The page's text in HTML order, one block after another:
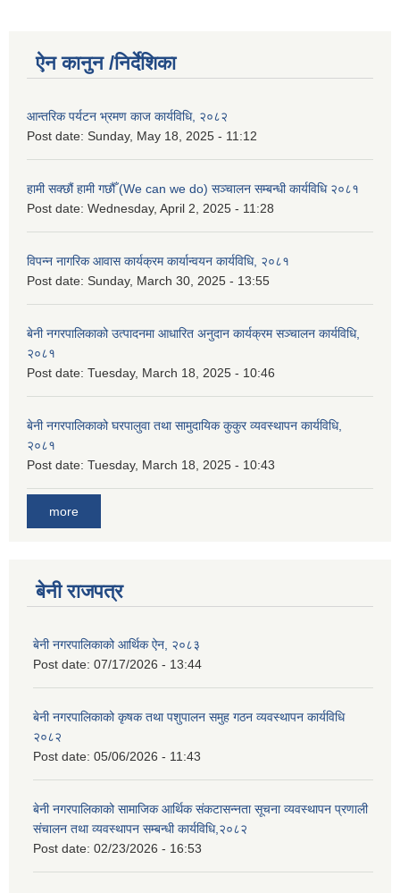
ऐन कानुन /निर्देशिका
आन्तरिक पर्यटन भ्रमण काज कार्यविधि, २०८२
Post date: Sunday, May 18, 2025 - 11:12
हामी सक्छौं हामी गछौँ (We can we do) सञ्चालन सम्बन्धी कार्यविधि २०८१
Post date: Wednesday, April 2, 2025 - 11:28
विपन्न नागरिक आवास कार्यक्रम कार्यान्वयन कार्यविधि, २०८१
Post date: Sunday, March 30, 2025 - 13:55
बेनी नगरपालिकाको उत्पादनमा आधारित अनुदान कार्यक्रम सञ्‍चालन कार्यविधि,
२०८१
Post date: Tuesday, March 18, 2025 - 10:46
बेनी नगरपालिकाको घरपालुवा तथा सामुदायिक कुकुर व्यवस्थापन कार्यविधि,
२०८१
Post date: Tuesday, March 18, 2025 - 10:43
more
बेनी राजपत्र
बेनी नगरपालिकाको आर्थिक ऐन, २०८३
Post date: 07/17/2026 - 13:44
बेनी नगरपालिकाको कृषक तथा पशुपालन समुह गठन व्यवस्थापन कार्यविधि
२०८२
Post date: 05/06/2026 - 11:43
बेनी नगरपालिकाको सामाजिक आर्थिक संकटासन्नता सूचना व्यवस्थापन प्रणाली
संचालन तथा व्यवस्थापन सम्बन्धी कार्यविधि,२०८२
Post date: 02/23/2026 - 16:53